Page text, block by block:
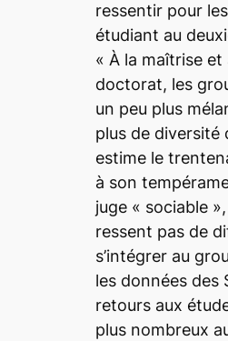
ressentir pour
étudiant au
« À la maîtrise et
doctorat, les
un peu plus
plus de diversité
estime le
à son
juge « sociable
ressent pas de
s’intégrer au
les données des
retours aux
plus nombreux